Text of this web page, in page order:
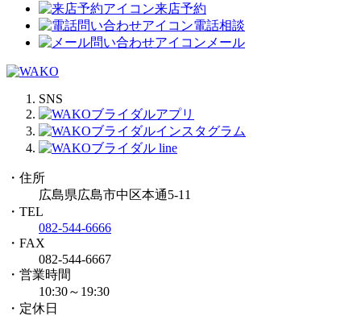
来店予約
電話相談
メール
SNS
・住所
広島県広島市中区本通5-11
・TEL
082-544-6666
・FAX
082-544-6667
・営業時間
10:30～19:30
・定休日